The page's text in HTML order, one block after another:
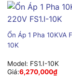
Ổn Áp 1 Pha 10KVA
10K
Model: FS1.I-10K
Giá:6,270,000₫